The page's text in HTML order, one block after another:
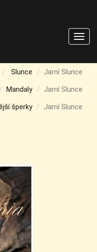
Slunce
Jarní Slunce
Mandaly
Jarní Slunce
šperky Jarní Slunce